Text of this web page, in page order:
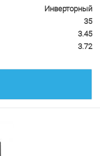
Инверторный
35
3.45
3.72